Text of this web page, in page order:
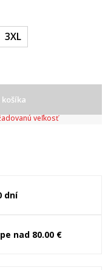
3XL
veľkosť
dní
nad 80.00 €